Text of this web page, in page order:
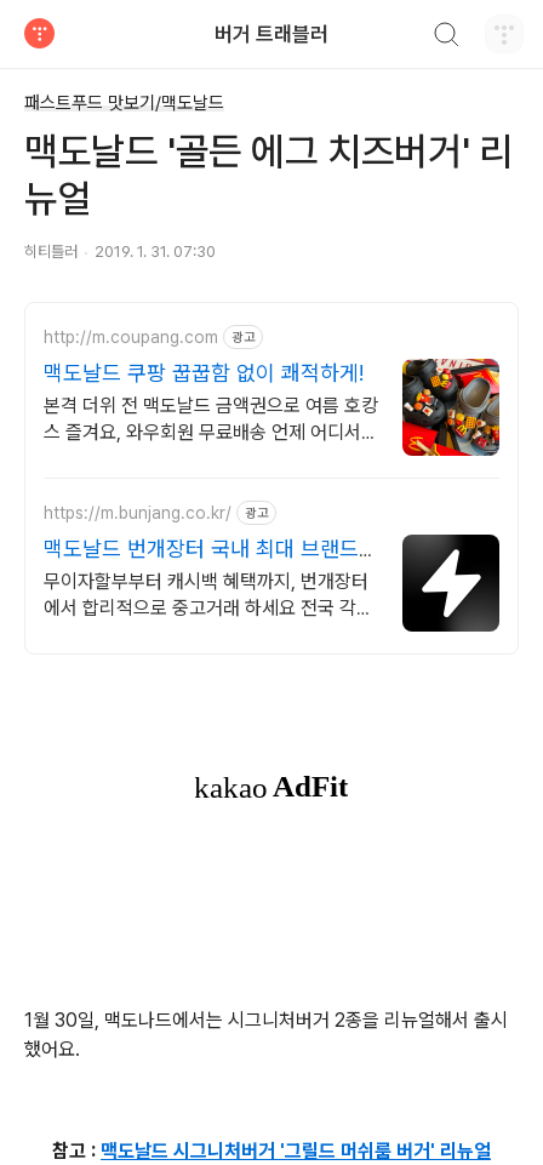
버거 트래블러
패스트푸드 맛보기/맥도날드
맥도날드 '골든 에그 치즈버거' 리
뉴얼
히티틀러 2019. 1. 31. 07:30
http://m.coupang.com 광고
맥도날드 쿠팡 꿉꿉함 없이 쾌적하게!
본격 더위 전 맥도날드 금액권으로 여름 호캉
스 즐겨요, 와우회원 무료배송 언제 어디서든
https://m.bunjang.co.kr/ 광고
맥도날드 번개장터 국내 최대 브랜드
중고거래
무이자할부부터 캐시백 혜택까지, 번개장터
에서 합리적으로 중고거래 하세요 전국 각지
1월 30일, 맥도나드에서는 시그니처버거 2종을 리뉴얼해서 출시
했어요.
참고 : 맥도날드 시그니처버거 '그릴드 머쉬룸 버거' 리뉴얼